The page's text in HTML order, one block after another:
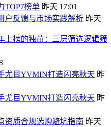
TOP7榜单 昨天 17:01
户反馈与市场实践解析 昨天
上榜的独苗：三层筛选逻辑筛
尤目YVMIN打造闪亮秋天 昨
尤目YVMIN打造闪亮秋天 昨
资质合规选购避坑指南 昨天